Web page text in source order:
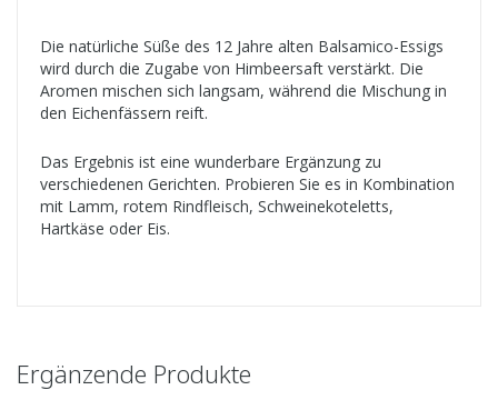
Die natürliche Süße des 12 Jahre alten Balsamico-Essigs
wird durch die Zugabe von Himbeersaft verstärkt. Die
Aromen mischen sich langsam, während die Mischung in
den Eichenfässern reift.
Das Ergebnis ist eine wunderbare Ergänzung zu
verschiedenen Gerichten. Probieren Sie es in Kombination
mit Lamm, rotem Rindfleisch, Schweinekoteletts,
Hartkäse oder Eis.
Ergänzende Produkte